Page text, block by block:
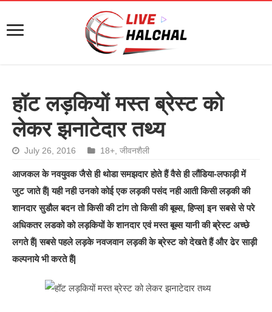
हॉट लड़कियों मस्त ब्रेस्ट को
लेकर झनाटेदार तथ्य
July 26, 2016 18+ ,जीवनशैली
आजकल के नवयुवक जैसे ही थोडा समझदार होते हैं वैसे ही लौंडिया-लफाड़ी में
जुट जाते हैं| यही नही उनको कोई एक लड़की पसंद नही आती किसी लड़की की
शानदार सुडौल बदन तो किसी की टांग तो किसी की बूब्स, हिप्स| इन सबसे से परे
अधिकतर लडको को लड़कियों के शानदार एवं मस्त बूब्स यानी की ब्रेस्ट अच्छे
लगते हैं| सबसे पहले लड़के नवजवान लड़की के ब्रेस्ट को देखते हैं और ढेर साड़ी
कल्पनाये भी करते हैं|